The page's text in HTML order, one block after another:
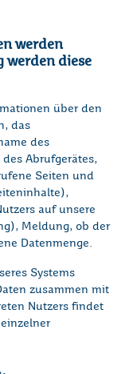
werden
werden diese
über den
das
des
Abrufgerätes,
Seiten und
auf unsere
Meldung, ob der
Datenmenge.
Systems
zusammen mit
Nutzers findet